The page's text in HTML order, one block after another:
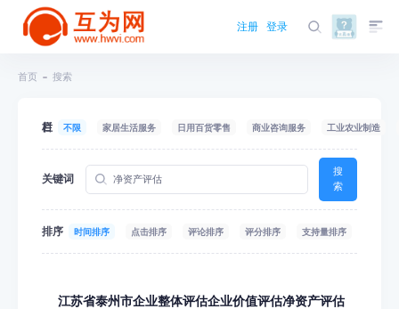
注册 登录
首页 搜索
栏目 不限 家居生活服务 日用百货零售 商业咨询服务 工业农业制造
关键词
搜
索
排序 时间排序 点击排序 评论排序 评分排序 支持量排序
江苏省泰州市企业整体评估企业价值评估净资产评估